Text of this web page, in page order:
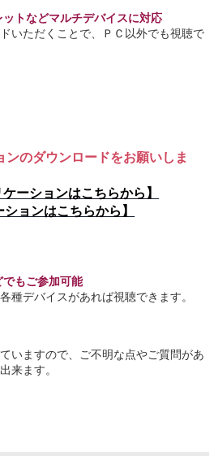
トなどマルチデバイスに対応
いただくことで、ＰＣ以外でも視聴で
のダウンロードをお願いしま
ーションはこちらから】
ョンはこちらから】
もご参加可能
種デバイスがあれば視聴できます。
いますので、ご不明な点やご質問があ
来ます。